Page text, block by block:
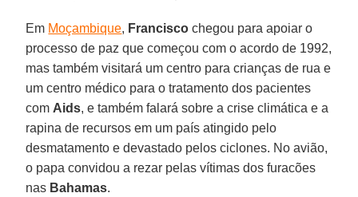
Em Moçambique, Francisco chegou para apoiar o
processo de paz que começou com o acordo de 1992,
mas também visitará um centro para crianças de rua e
um centro médico para o tratamento dos pacientes
com Aids, e também falará sobre a crise climática e a
rapina de recursos em um país atingido pelo
desmatamento e devastado pelos ciclones. No avião,
o papa convidou a rezar pelas vítimas dos furacões
nas Bahamas.